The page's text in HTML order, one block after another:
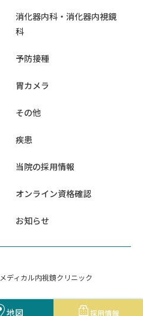
地図 採用情報
消化器内科・消化器内視鏡
科
予防接種
胃カメラ
その他
疾患
当院の採用情報
オンライン資格確認
お知らせ
ディカル内視鏡クリニック